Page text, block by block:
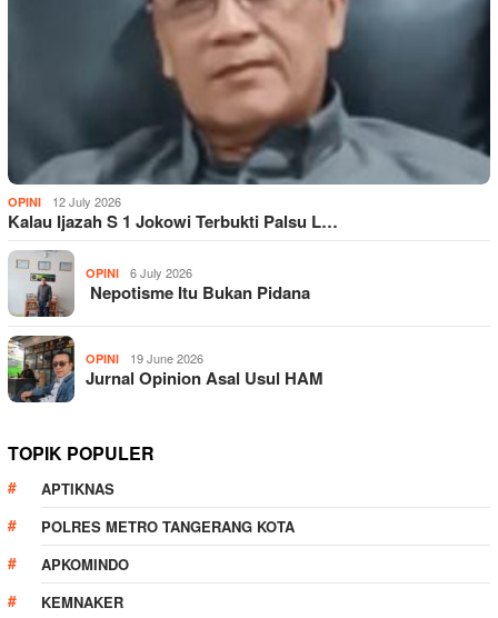
OPINI 12 July 2026
Kalau Ijazah S 1 Jokowi Terbukti Palsu L…
OPINI 6 July 2026
Nepotisme Itu Bukan Pidana
OPINI 19 June 2026
Jurnal Opinion Asal Usul HAM
TOPIK POPULER
APTIKNAS
POLRES METRO TANGERANG KOTA
APKOMINDO
KEMNAKER